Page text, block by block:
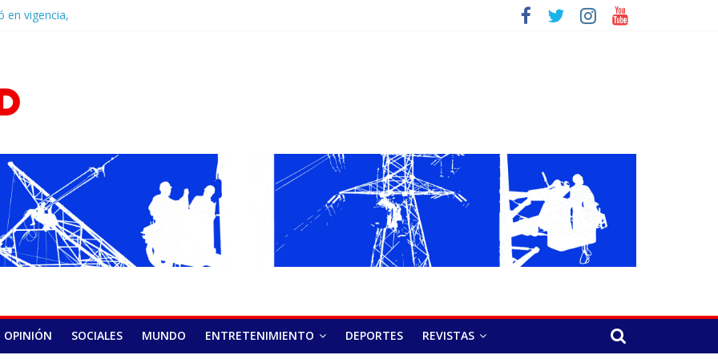
en vigencia,
penal
fortalece
recepción de su
por el
de los
para una
de venta de
OPINIÓN SOCIALES MUNDO ENTRETENIMIENTO DEPORTES REVISTAS